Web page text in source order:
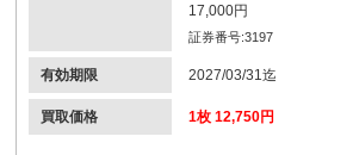
17,000円
証券番号:3197
有効期限 2027/03/31迄
買取価格 1枚 12,750円